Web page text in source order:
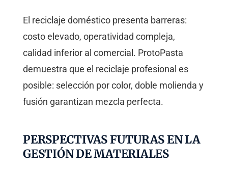
El reciclaje doméstico presenta barreras:
costo elevado, operatividad compleja,
calidad inferior al comercial. ProtoPasta
demuestra que el reciclaje profesional es
posible: selección por color, doble molienda y
fusión garantizan mezcla perfecta.
PERSPECTIVAS FUTURAS EN LA
GESTIÓN DE MATERIALES